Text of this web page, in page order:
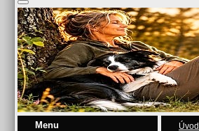
Úvod
Menu